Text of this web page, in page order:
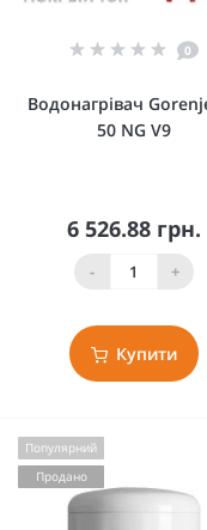
0
Водонагрівач
50 NG V9
6 526.88 грн.
- +
Купити
Популярний
Продано